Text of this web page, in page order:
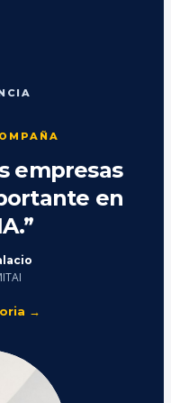
empresas
en
→